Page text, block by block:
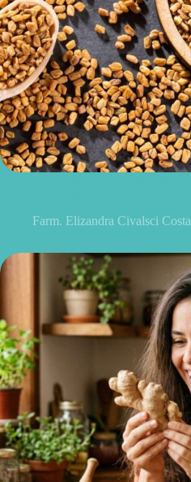
Farm. Elizandra Civalsci Costa